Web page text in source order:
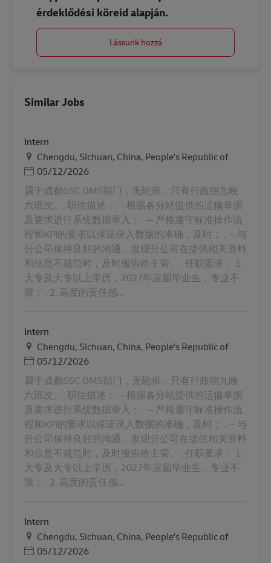
érdeklődési köreid alapján.
Lássunk hozzá
Similar Jobs
Intern
Helyszín
Chengdu, Sichuan, China, People's Republic of
Posted Date
05/12/2026
属于成都GSC OMS部门，无轮班，只有行政朝九晚
六班次。. 职位描述： -- 根据各分站提供的运输单据
及要求进行系统数据录入； . -- 严格遵守标准操作流
程和KPI的要求以保证录入数据的准确，及时； . -- 与
分公司保持良好的沟通，发现分公司在提供相关资料
和信息不规范时，及时报告给主管。 . 任职要求： 1.
大专及大专以上学历，2027年应届毕业生，专业不
限； . 2. 高度的责任感...
Intern
Helyszín
Chengdu, Sichuan, China, People's Republic of
Posted Date
05/12/2026
属于成都GSC OMS部门，无轮班，只有行政朝九晚
六班次。. 职位描述： -- 根据各分站提供的运输单据
及要求进行系统数据录入； . -- 严格遵守标准操作流
程和KPI的要求以保证录入数据的准确，及时； . -- 与
分公司保持良好的沟通，发现分公司在提供相关资料
和信息不规范时，及时报告给主管。 . 任职要求： 1.
大专及大专以上学历，2027年应届毕业生，专业不
限； . 2. 高度的责任感...
Intern
Helyszín
Chengdu, Sichuan, China, People's Republic of
Posted Date
05/12/2026